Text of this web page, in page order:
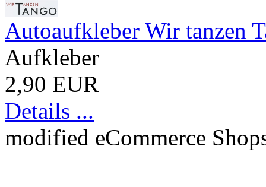
Autoaufkleber Wir tanzen
Aufkleber
2,90 EUR
Details ...
modified eCommerce